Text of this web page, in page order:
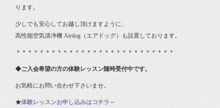
ります。
少しでも安心してお越し頂けますように、
高性能空気清浄機 Airdog（エアドッグ）も設置しております。
＊＊＊＊＊＊＊＊＊＊＊＊＊＊＊＊＊＊＊＊＊＊＊＊＊＊＊
◆ご入会希望の方の体験レッスン随時受付中です。
お気軽にお問い合わせ下さいませ。
★体験レッスンお申し込みはコチラ～